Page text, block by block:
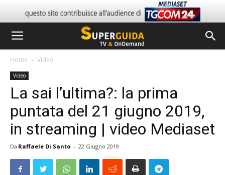
Home Video
Video
La sai l’ultima?: la prima
puntata del 21 giugno 2019,
in streaming | video Mediaset
Da Raffaele Di Santo - 22 Giugno 2019